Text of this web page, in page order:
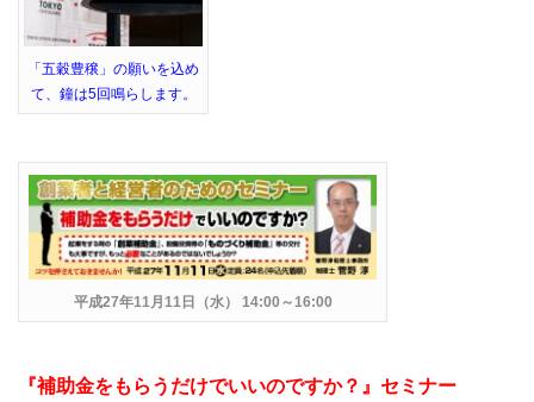
「五穀豊穣」の願いを込め
て、鐘は5回鳴らします。
平成27年11月11日（水） 14:00～16:00
『補助金をもらうだけでいいのですか？』セミナー